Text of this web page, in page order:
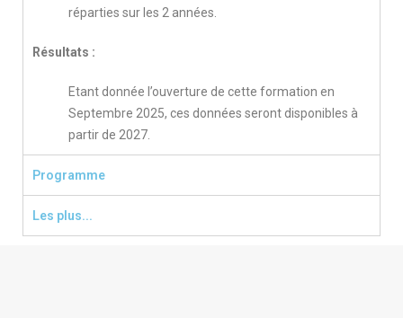
réparties sur les 2 années.
Résultats :
Etant donnée l’ouverture de cette formation en
Septembre 2025, ces données seront disponibles à
partir de 2027.
Programme
Les plus...